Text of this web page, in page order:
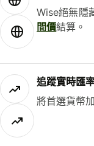
Wise絕無隱
間價結算。
追蹤實時匯
將首選貨幣